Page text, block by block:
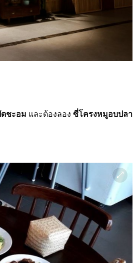
ชะอม และต้องลอง ซี่โครงหมูอบปลา